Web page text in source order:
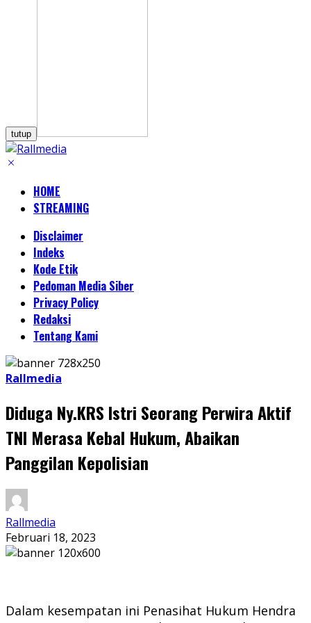
tutup
HOME
STREAMING
Disclaimer
Indeks
Kode Etik
Pedoman Media Siber
Privacy Policy
Redaksi
Tentang Kami
Rallmedia
Diduga Ny.KRS Istri Seorang Perwira Aktif
TNI Merasa Kebal Hukum, Abaikan
Panggilan Kepolisian
Rallmedia
Februari 18, 2023
Dalam kesempatan ini Penasihat Hukum Hendra